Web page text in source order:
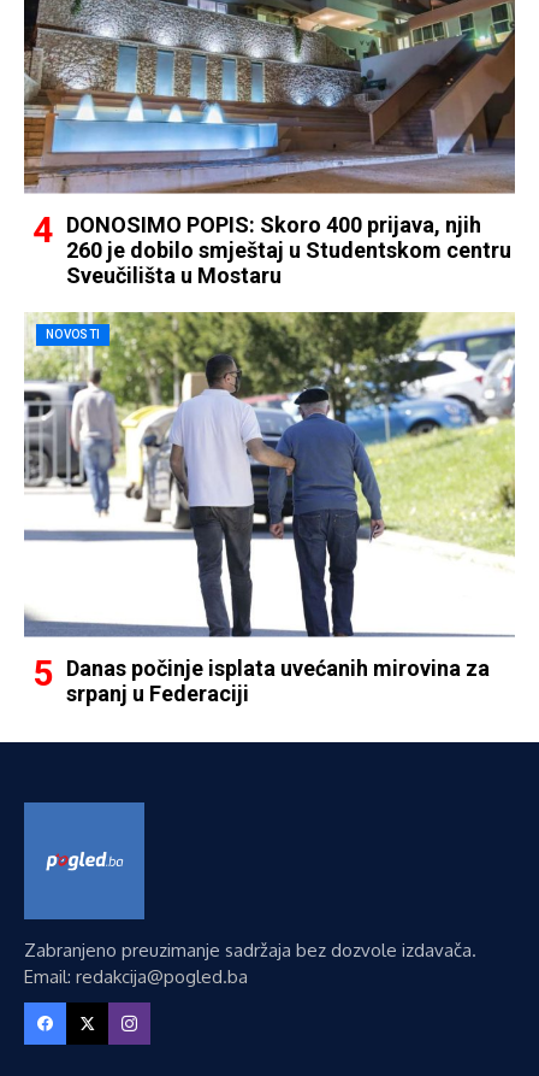
DONOSIMO POPIS: Skoro 400 prijava, njih
260 je dobilo smještaj u Studentskom centru
Sveučilišta u Mostaru
NOVOSTI
Danas počinje isplata uvećanih mirovina za
srpanj u Federaciji
Zabranjeno preuzimanje sadržaja bez dozvole izdavača.
Email: redakcija@pogled.ba